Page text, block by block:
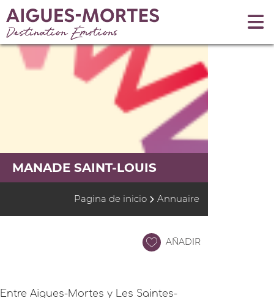
MANADE SAINT-LOUIS
Pagina de inicio Annuaire
AÑADIR
Entre Aigues-Mortes y Les Saintes-